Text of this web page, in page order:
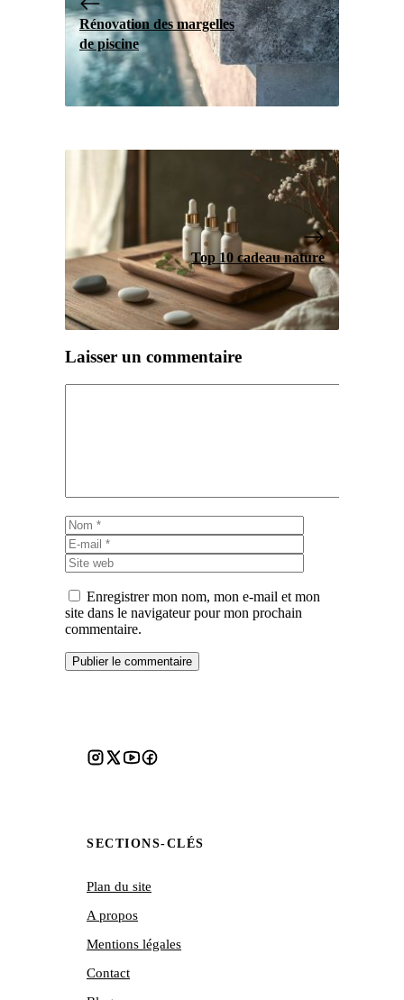
Rénovation des margelles
de piscine
Top 10 cadeau nature
Laisser un commentaire
Nom
mail
web
Enregistrer mon nom, mon e-mail et mon
site dans le navigateur pour mon prochain
commentaire.
SECTIONS-CLÉS
Plan du site
A propos
Mentions légales
Contact